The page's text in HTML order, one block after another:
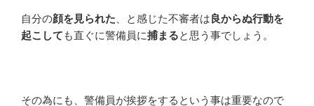
自分の顔を見られた 、と感じた不審者は良からぬ行動を
起こして も直ぐに警備員に捕まると思う事でしょう。
その為にも、警備員が挨拶をするという事は重要なので